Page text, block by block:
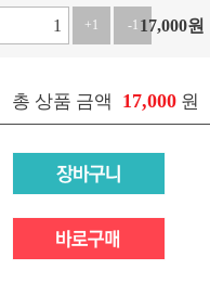
+1 -1 17,000원
총 상품 금액 17,000 원